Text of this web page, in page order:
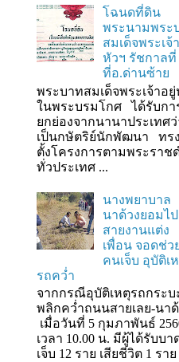
โฉนดที่ดิน
พระนามพระ
สมเด็จพระเจ้
หัวฯ รัชกาลที่
ที่อ.ด่านซ้าย
พระบาทสมเด็จพระเจ้าอยู่
ในพระบรมโกศ ได้รับกา
ยกย่องจากนานาประเทศว่
เป็นกษัตริย์นักพัฒนา ทร
ตั้งโครงการตามพระราช
ทั่วประเทศ ...
นางพยาบาล
นาด้วงยอมไป
สายงานแต่ง
เพื่อน จอดช่ว
คนเจ็บ อุบัติเ
รถคว่ำ
จากกรณีอุบัติเหตุรถกระบ
พลิกคว่ำถนนสายเลย-นาด้
เมื่อวันที่ 5 กุมภาพันธ์
เวลา 10.00 น. มีผู้ได้รับบา
เจ็บ 12 ราย เสียชีวิต 1 ราย